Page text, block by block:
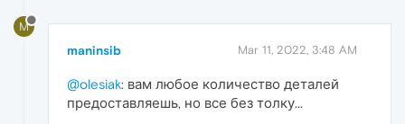
M
maninsib Mar 11, 2022, 3:48 AM
@olesiak: вам любое количество деталей
предоставляешь, но все без толку...